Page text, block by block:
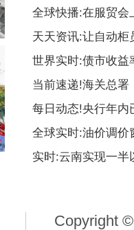
全球快播:在服贸会
天天资讯:让自动柜
世界实时:债市收益
当前速递!海关总署
每日动态!央行年内
全球实时:油价调价
实时:云南实现一半
Copyright